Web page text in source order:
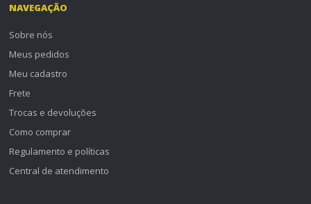
NAVEGAÇÃO
Sobre nós
Meus pedidos
Meu cadastro
Frete
Trocas e devoluções
Como comprar
Regulamento e políticas
Central de atendimento